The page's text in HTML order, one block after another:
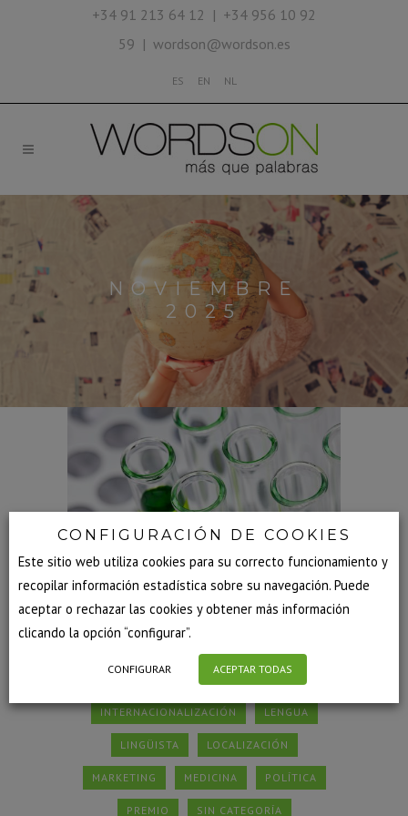
+34 91 213 64 12 | +34 956 10 92
59 | wordson@wordson.es
ES EN NL
NOVIEMBRE
2025
COMERCIO EXTERIOR
EXPERTOS IDIOMAS
INTERNACIONALIZACIÓN LENGUA
LINGÜISTA LOCALIZACIÓN
MARKETING MEDICINA POLÍTICA
PREMIO SIN CATEGORÍA
CONFIGURACIÓN DE COOKIES
Este sitio web utiliza cookies para su correcto funcionamiento y
recopilar información estadística sobre su navegación. Puede
aceptar o rechazar las cookies y obtener más información
clicando la opción “configurar”.
CONFIGURAR ACEPTAR TODAS